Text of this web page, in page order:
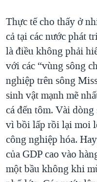
Thực tế cho thấy ở
cả tại các nước phát
là điều không phải
với các “vùng sông
nghiệp trên sông
sinh vật mạnh mẽ
cá đến tôm. Vài
vì bồi lấp rồi lại moi
công nghiệp hóa.
của GDP cao vào
một bầu không khi